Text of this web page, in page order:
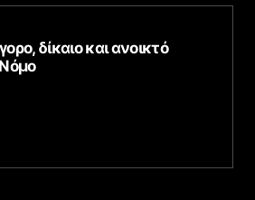
δίκαιο και ανοικτό